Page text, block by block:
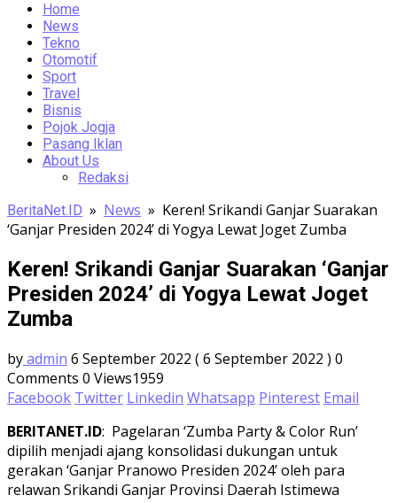
Home
News
Tekno
Otomotif
Sport
Travel
Bisnis
Pojok Jogja
Pasang Iklan
About Us
Redaksi
BeritaNet.ID » News » Keren! Srikandi Ganjar Suarakan
‘Ganjar Presiden 2024’ di Yogya Lewat Joget Zumba
Keren! Srikandi Ganjar Suarakan ‘Ganjar
Presiden 2024’ di Yogya Lewat Joget
Zumba
byadmin 6 September 2022 ( 6 September 2022 ) 0
Comments 0 Views1959
Facebook Twitter Linkedin Whatsapp Pinterest Email
BERITANET.ID: Pagelaran ‘Zumba Party & Color Run’
dipilih menjadi ajang konsolidasi dukungan untuk
gerakan ‘Ganjar Pranowo Presiden 2024’ oleh para
relawan Srikandi Ganjar Provinsi Daerah Istimewa